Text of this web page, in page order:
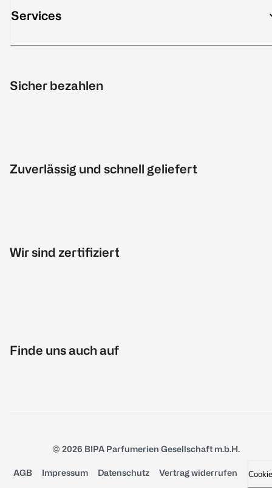
Services
Sicher bezahlen
Zuverlässig und schnell geliefert
Wir sind zertifiziert
Finde uns auch auf
© 2026 BIPA Parfumerien Gesellschaft m.b.H.
AGB Impressum Datenschutz Vertrag widerrufen